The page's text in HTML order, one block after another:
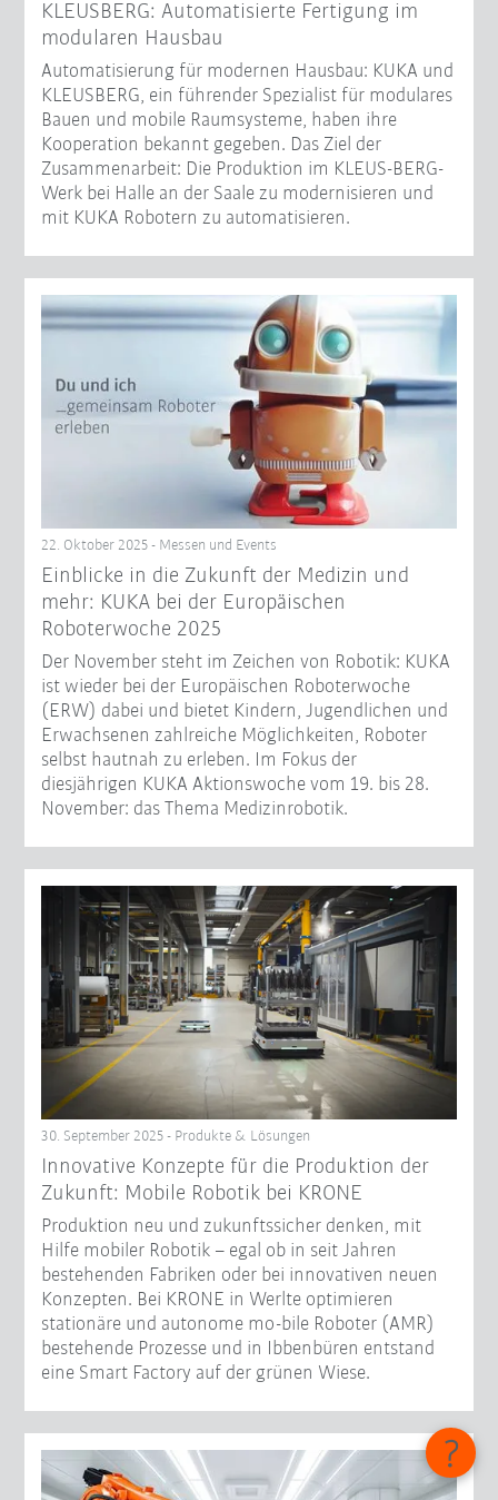
KLEUSBERG: Automatisierte Fertigung im
modularen Hausbau
Automatisierung für modernen Hausbau: KUKA und
KLEUSBERG, ein führender Spezialist für modulares
Bauen und mobile Raumsysteme, haben ihre
Kooperation bekannt gegeben. Das Ziel der
Zusammenarbeit: Die Produktion im KLEUS-BERG-
Werk bei Halle an der Saale zu modernisieren und
mit KUKA Robotern zu automatisieren.
22. Oktober 2025 - Messen und Events
Einblicke in die Zukunft der Medizin und
mehr: KUKA bei der Europäischen
Roboterwoche 2025
Der November steht im Zeichen von Robotik: KUKA
ist wieder bei der Europäischen Roboterwoche
(ERW) dabei und bietet Kindern, Jugendlichen und
Erwachsenen zahlreiche Möglichkeiten, Roboter
selbst hautnah zu erleben. Im Fokus der
diesjährigen KUKA Aktionswoche vom 19. bis 28.
November: das Thema Medizinrobotik.
30. September 2025 - Produkte & Lösungen
Innovative Konzepte für die Produktion der
Zukunft: Mobile Robotik bei KRONE
Produktion neu und zukunftssicher denken, mit
Hilfe mobiler Robotik – egal ob in seit Jahren
bestehenden Fabriken oder bei innovativen neuen
Konzepten. Bei KRONE in Werlte optimieren
stationäre und autonome mo-bile Roboter (AMR)
bestehende Prozesse und in Ibbenbüren entstand
eine Smart Factory auf der grünen Wiese.